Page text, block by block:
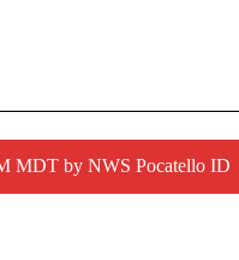
MDT by NWS Pocatello ID